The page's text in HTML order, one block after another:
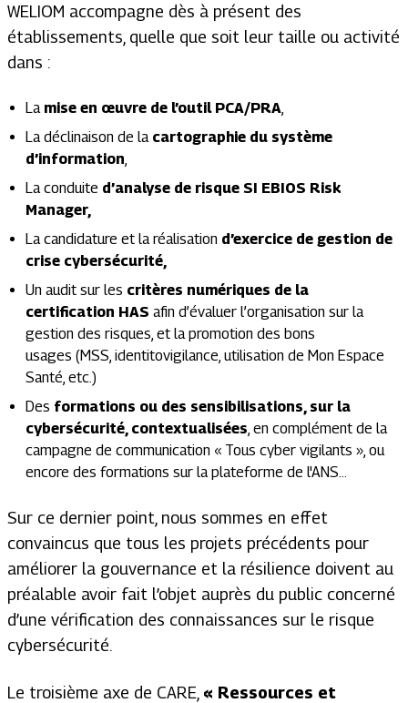
WELIOM accompagne dès à présent des
établissements, quelle que soit leur taille ou activité
dans :
La mise en œuvre de l’outil PCA/PRA
La déclinaison de la cartographie du système
d’information
La conduite d’analyse de risque SI EBIOS Risk
Manager,
La candidature et la réalisation d’exercice de gestion de
crise cybersécurité,
Un audit sur les critères numériques de la
certification HAS afin d’évaluer l’organisation sur la
gestion des risques, et la promotion des bons
usages (MSS, identitovigilance, utilisation de Mon Espace
Santé, etc.)
Des formations ou des sensibilisations, sur la
cybersécurité, contextualisées , en complément de la
campagne de communication « Tous cyber vigilants », ou
encore des formations sur la plateforme de l'ANS…
Sur ce dernier point, nous sommes en effet
convaincus que tous les projets précédents pour
améliorer la gouvernance et la résilience doivent au
préalable avoir fait l’objet auprès du public concerné
d’une vérification des connaissances sur le risque
cybersécurité.
Le troisième axe de CARE, « Ressources et